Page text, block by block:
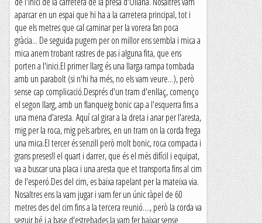
aparcar en un espai que hi ha a la carretera principal, tot i
que els metres que cal caminar per la vorera fan poca
gràcia... De seguida pugem per on millor ens sembla i mica a
mica anem trobant rastres de pas i alguna fita, que ens
porten a l'inici.El primer llarg és una llarga rampa tombada
amb un parabolt (si n'hi ha més, no els vam veure...), però
sense cap complicació.Després d'un tram d'enllaç, començo
el segon llarg, amb un flanqueig bonic cap a l'esquerra fins a
una mena d'aresta. Aquí cal girar a la dreta i anar per l'aresta,
mig per la roca, mig pels arbres, en un tram on la corda frega
una mica.El tercer és senzill però molt bonic, roca compacta i
grans preses!I el quart i darrer, que és el més difícil i equipat,
va a buscar una placa i una aresta que et transporta fins al cim
de l'esperó.Des del cim, es baixa rapelant per la mateixa via.
Nosaltres ens la vam jugar i vam fer un únic ràpel de 60
metres des del cim fins a la tercera reunió...., però la corda va
seguir bé i a base d'estrebades la vam fer baixar sense